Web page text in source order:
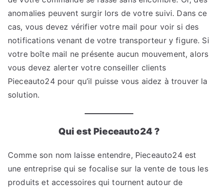
anomalies peuvent surgir lors de votre suivi. Dans ce
cas, vous devez vérifier votre mail pour voir si des
notifications venant de votre transporteur y figure. Si
votre boîte mail ne présente aucun mouvement, alors
vous devez alerter votre conseiller clients
Pieceauto24 pour qu’il puisse vous aidez à trouver la
solution.
Qui est Pieceauto24 ?
Comme son nom laisse entendre, Pieceauto24 est
une entreprise qui se focalise sur la vente de tous les
produits et accessoires qui tournent autour de